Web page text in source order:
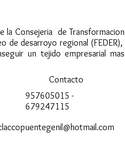
la Consejeria de Transformacion
de desarroyo regional (FEDER),
un tejido empresarial mas
Contacto
957605015 -
679247115